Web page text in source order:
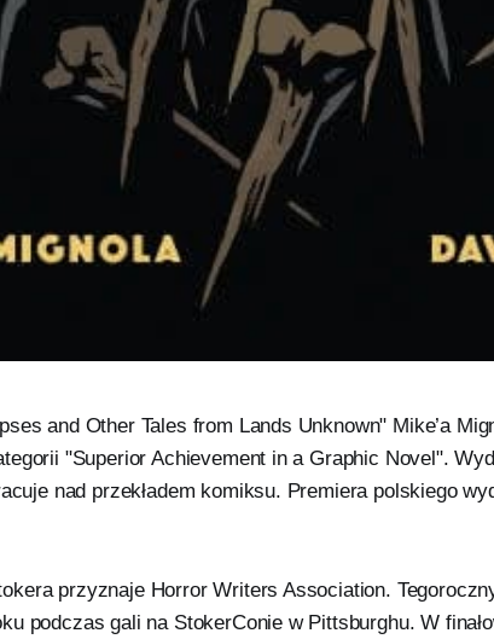
and Other Tales from Lands Unknown" Mike’a
"Superior Achievement in a Graphic Novel".
nad przekładem komiksu. Premiera polskiego
przyznaje Horror Writers Association.
podczas gali na StokerConie w Pittsburghu. W